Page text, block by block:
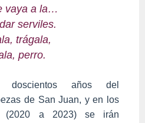
vaya a la…
serviles.
trágala,
perro.
años del
de San Juan, y en los
(2020 a 2023) se irán